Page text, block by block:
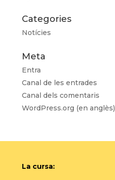
Categories
Notícies
Meta
Entra
Canal de les entrades
Canal dels comentaris
WordPress.org (en anglès)
La cursa: